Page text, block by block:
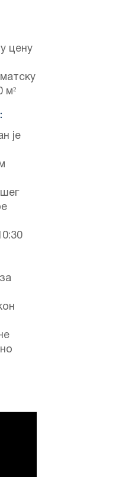
цену
м²
је